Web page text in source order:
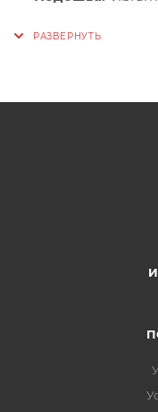
влагозащитной